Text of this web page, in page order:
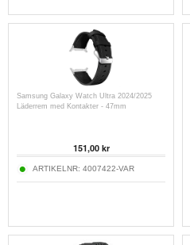
Samsung Galaxy Watch Ultra 2024/2025
Läderrem med Kontakter - 47mm
151,00kr
ARTIKELNR: 4007422-VAR